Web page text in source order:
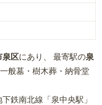
泉区にあり、 最寄駅の泉
一般墓・樹木葬・納骨堂
鉄南北線「泉中央駅」